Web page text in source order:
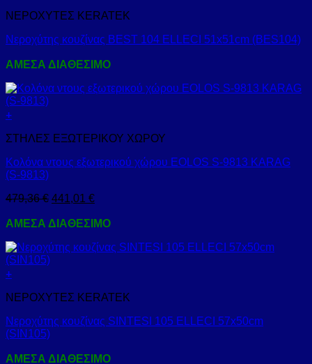
ΝΕΡΟΧΥΤΕΣ KERATEK
Νεροχύτης κουζίνας BEST 104 ELLECI 51x51cm (BES104)
ΑΜΕΣΑ ΔΙΑΘΕΣΙΜΟ
+
ΣΤΗΛΕΣ ΕΞΩΤΕΡΙΚΟΥ ΧΩΡΟΥ
Κολόνα ντους εξωτερικού χώρου EOLOS S-9813 KARAG
(S-9813)
479,36€ 441,01 €
ΑΜΕΣΑ ΔΙΑΘΕΣΙΜΟ
+
ΝΕΡΟΧΥΤΕΣ KERATEK
Νεροχύτης κουζίνας SINTESI 105 ELLECI 57x50cm
(SIN105)
ΑΜΕΣΑ ΔΙΑΘΕΣΙΜΟ